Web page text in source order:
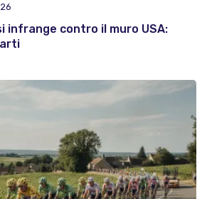
infrange contro il muro USA: